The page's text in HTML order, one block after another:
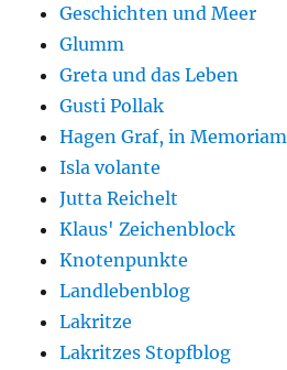
Geschichten und Meer
Glumm
Greta und das Leben
Gusti Pollak
Hagen Graf, in Memoriam
Isla volante
Jutta Reichelt
Klaus' Zeichenblock
Knotenpunkte
Landlebenblog
Lakritze
Lakritzes Stopfblog